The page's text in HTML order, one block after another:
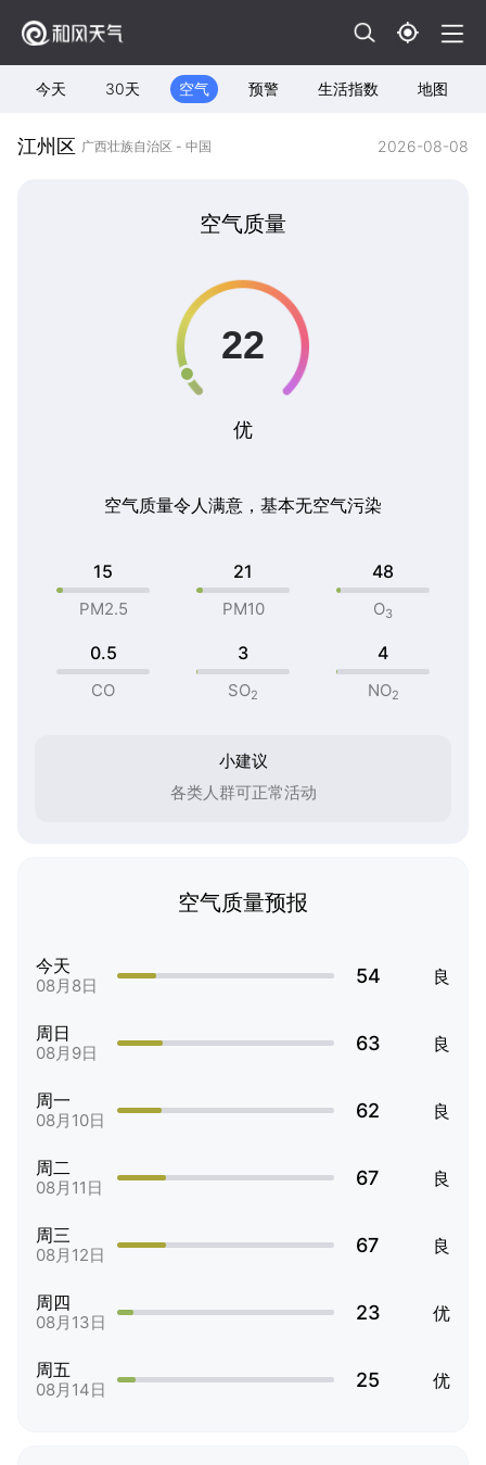
今天 30天 空气 预警 生活指数 地图
江州区 广西壮族自治区 - 中国 2026-08-08
空气质量
优
空气质量令人满意，基本无空气污染
15
PM2.5
21
PM10
48
O3
0.5
CO
3
SO2
4
NO2
小建议
各类人群可正常活动
空气质量预报
今天
08月8日 54 良
周日
08月9日 63 良
周一
08月10日 62 良
周二
08月11日 67 良
周三
08月12日 67 良
周四
08月13日 23 优
周五
08月14日 25 优